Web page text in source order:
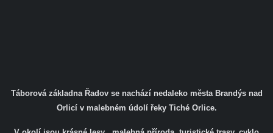
Táborová základna Řadov se nachází nedaleko města Brandýs nad
Orlicí v malebném údolí řeky Tiché Orlice.